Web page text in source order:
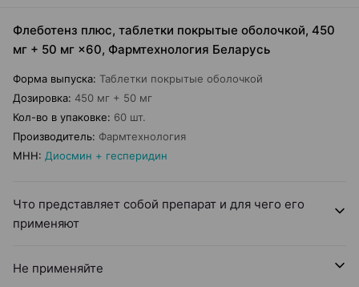
Флеботенз плюс, таблетки покрытые оболочкой, 450
мг + 50 мг ×60, Фармтехнология Беларусь
Форма выпуска: Таблетки покрытые оболочкой
Дозировка: 450 мг + 50 мг
Кол-во в упаковке: 60 шт.
Производитель: Фармтехнология
МНН: Диосмин + гесперидин
Что представляет собой препарат и для чего его
применяют
Не применяйте